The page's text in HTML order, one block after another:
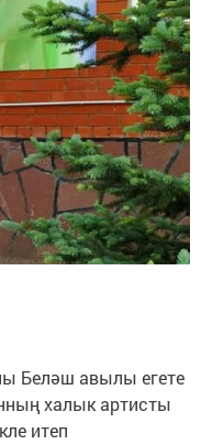
Беләш авылы егете
халык артисты
итеп